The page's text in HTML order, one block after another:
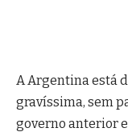
A Argentina está
gravíssima, sem
governo anterior